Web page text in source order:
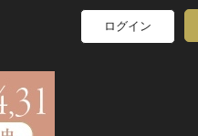
ログイン